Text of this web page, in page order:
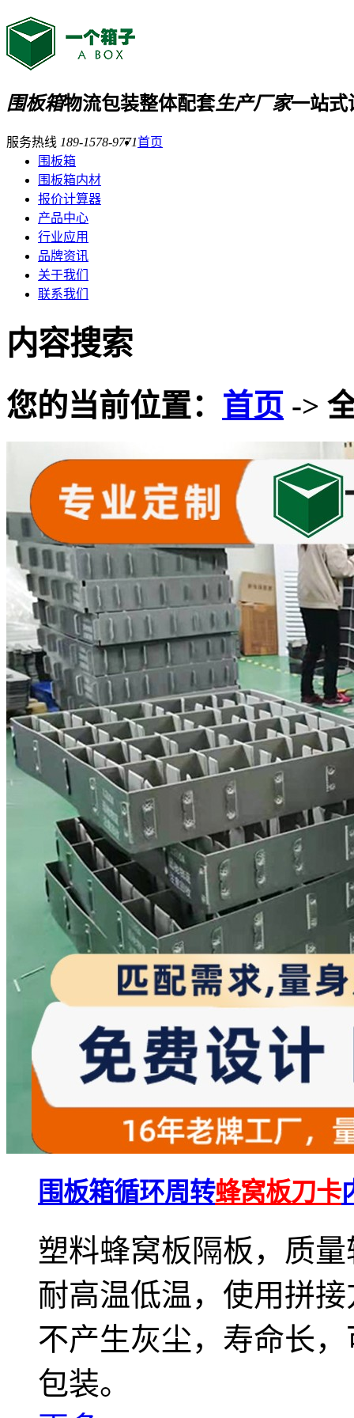
围板箱物流包装整体配套生产厂家一站式
服务热线 189-1578-9771首页
围板箱
围板箱内材
报价计算器
产品中心
行业应用
品牌资讯
关于我们
联系我们
内容搜索
您的当前位置： 首页 ->
围板箱循环周转蜂窝板刀卡
塑料蜂窝板隔板，质
耐高温低温，使用拼
不产生灰尘，寿命长
包装。